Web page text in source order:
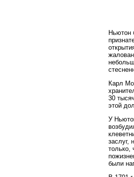
Ньютон
Карл
30
этой
У
заслуг,
только,
были